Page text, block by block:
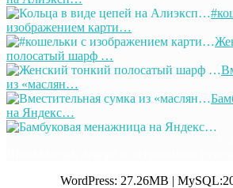
изображением карти…
полосатый шарф …
из «маслян…
на Яндекс…
WordPress: 27.26MB |